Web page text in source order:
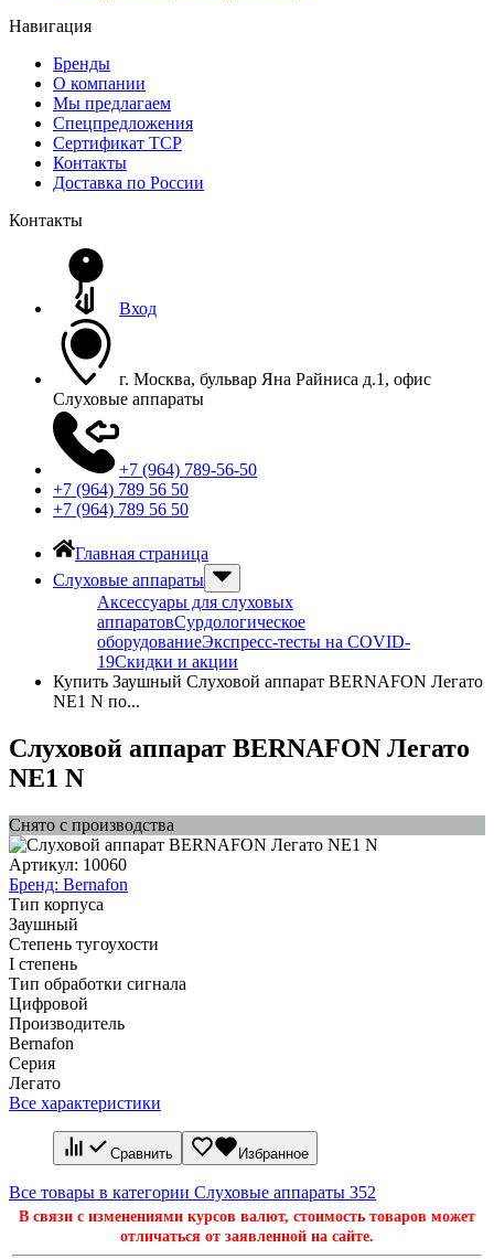
Навигация
Бренды
О компании
Мы предлагаем
Спецпредложения
Сертификат ТСР
Контакты
Доставка по России
Контакты
Вход
г. Москва, бульвар Яна Райниса д.1, офис
Слуховые аппараты
+7 (964) 789-56-50
+7 (964) 789 56 50
+7 (964) 789 56 50
Главная страница
Слуховые аппараты
Аксессуары для слуховых
аппаратовСурдологическое
оборудованиеЭкспресс-тесты на COVID-
19Скидки и акции
Купить Заушный Слуховой аппарат BERNAFON Легато
NE1 N по...
Слуховой аппарат BERNAFON Легато
NE1 N
Снято с производства
Артикул: 10060
Бренд: Bernafon
Тип корпуса
Заушный
Степень тугоухости
I степень
Тип обработки сигнала
Цифровой
Производитель
Bernafon
Серия
Легато
Все характеристики
Сравнить Избранное
Все товары в категории Слуховые аппараты 352
В связи с изменениями курсов валют, стоимость товаров может
отличаться от заявленной на сайте.